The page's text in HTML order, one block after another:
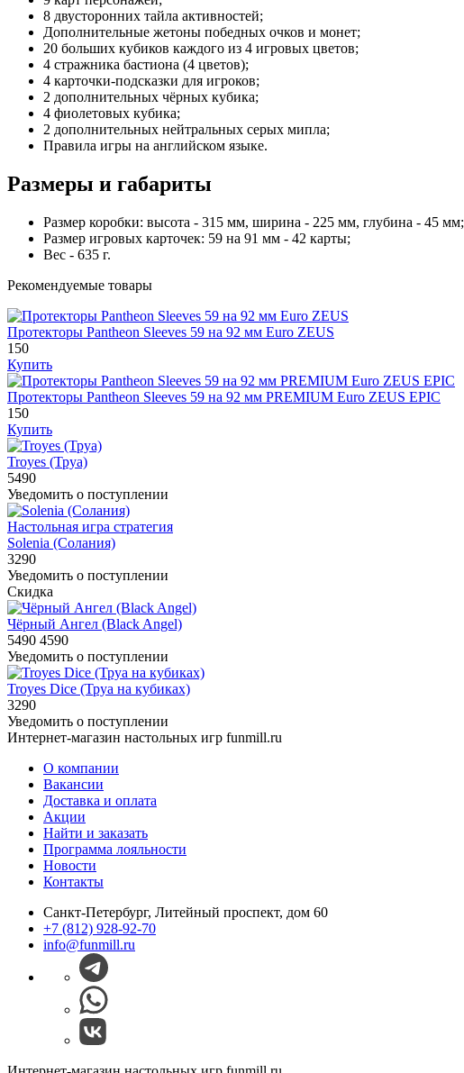
8 двусторонних тайла активностей;
Дополнительные жетоны победных очков и монет;
20 больших кубиков каждого из 4 игровых цветов;
4 стражника бастиона (4 цветов);
4 карточки-подсказки для игроков;
2 дополнительных чёрных кубика;
4 фиолетовых кубика;
2 дополнительных нейтральных серых мипла;
Правила игры на английском языке.
Размеры и габариты
Размер коробки: высота - 315 мм, ширина - 225 мм, глубина - 45 мм;
Размер игровых карточек: 59 на 91 мм - 42 карты;
Вес - 635 г.
Рекомендуемые товары
Протекторы Pantheon Sleeves 59 на 92 мм Euro ZEUS
150
Купить
Протекторы Pantheon Sleeves 59 на 92 мм PREMIUM Euro ZEUS EPIC
150
Купить
Troyes (Труа)
5490
Уведомить о поступлении
Настольная игра стратегия
Solenia (Солания)
3290
Уведомить о поступлении
Скидка
Чёрный Ангел (Black Angel)
5490 4590
Уведомить о поступлении
Troyes Dice (Труа на кубиках)
3290
Уведомить о поступлении
Интернет-магазин настольных игр funmill.ru
О компании
Вакансии
Доставка и оплата
Акции
Найти и заказать
Программа лояльности
Новости
Контакты
Санкт-Петербург, Литейный проспект, дом 60
+7 (812) 928-92-70
info@funmill.ru